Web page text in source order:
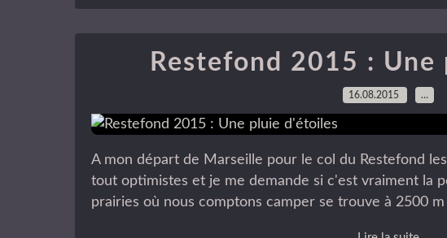
Restefond 2015 :
16.08.2015 …
A mon départ de Marseille pour le col du Restefond
tout optimistes et je me demande si c'est vraiment la
prairies où nous comptons camper se trouve à 2500